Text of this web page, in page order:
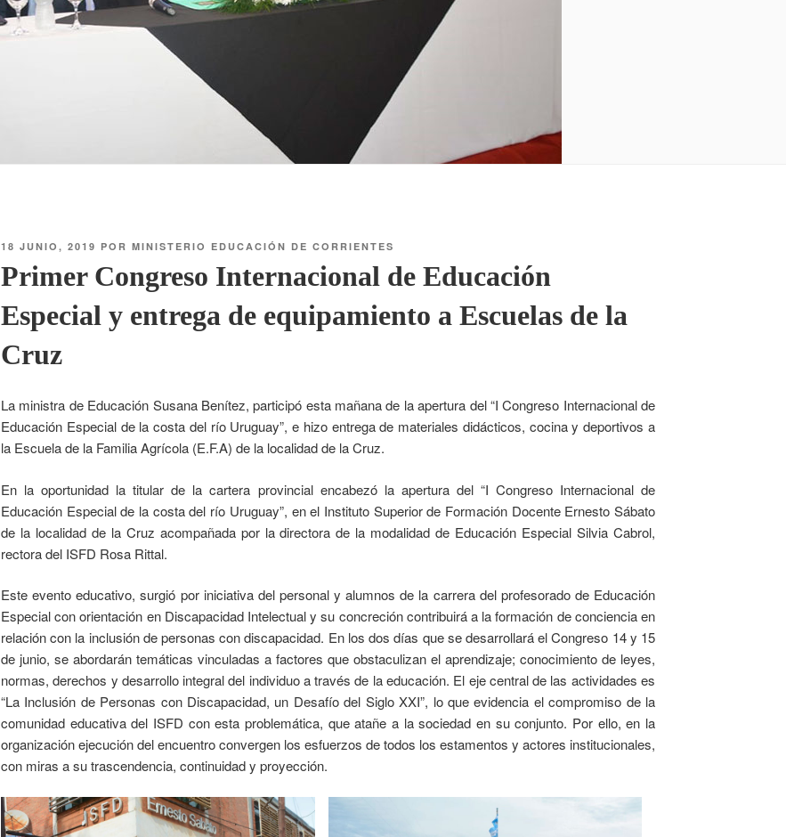
18 JUNIO, 2019 POR MINISTERIO EDUCACIÓN DE CORRIENTES
Primer Congreso Internacional de Educación
Especial y entrega de equipamiento a Escuelas de la
Cruz
La ministra de Educación Susana Benítez, participó esta mañana de la apertura del “I Congreso Internacional de
Educación Especial de la costa del río Uruguay”, e hizo entrega de materiales didácticos, cocina y deportivos a
la Escuela de la Familia Agrícola (E.F.A) de la localidad de la Cruz.
En la oportunidad la titular de la cartera provincial encabezó la apertura del “I Congreso Internacional de
Educación Especial de la costa del río Uruguay”, en el Instituto Superior de Formación Docente Ernesto Sábato
de la localidad de la Cruz acompañada por la directora de la modalidad de Educación Especial Silvia Cabrol,
rectora del ISFD Rosa Rittal.
Este evento educativo, surgió por iniciativa del personal y alumnos de la carrera del profesorado de Educación
Especial con orientación en Discapacidad Intelectual y su concreción contribuirá a la formación de conciencia en
relación con la inclusión de personas con discapacidad. En los dos días que se desarrollará el Congreso 14 y 15
de junio, se abordarán temáticas vinculadas a factores que obstaculizan el aprendizaje; conocimiento de leyes,
normas, derechos y desarrollo integral del individuo a través de la educación. El eje central de las actividades es
“La Inclusión de Personas con Discapacidad, un Desafío del Siglo XXI”, lo que evidencia el compromiso de la
comunidad educativa del ISFD con esta problemática, que atañe a la sociedad en su conjunto. Por ello, en la
organización ejecución del encuentro convergen los esfuerzos de todos los estamentos y actores institucionales,
con miras a su trascendencia, continuidad y proyección.